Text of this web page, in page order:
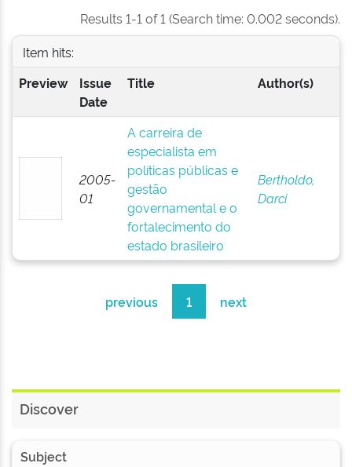
Results 1-1 of 1 (Search time: 0.002 seconds).
Item hits:
Preview
Issue
Date
Title Author(s)
2005-
01
A carreira de
especialista em
políticas públicas e
gestão
governamental e o
fortalecimento do
estado brasileiro
Bertholdo,
Darci
previous 1 next
Discover
Subject